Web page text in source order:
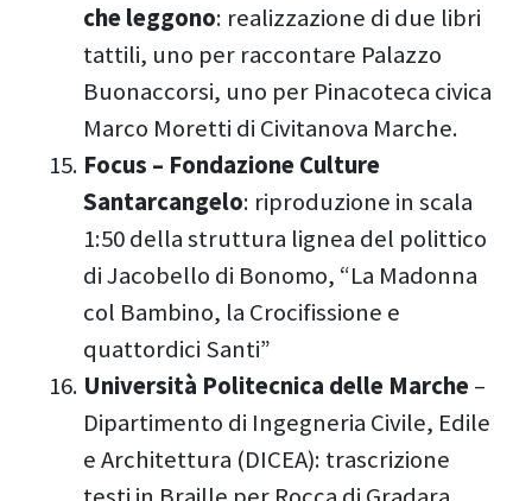
che leggono: realizzazione di due libri
tattili, uno per raccontare Palazzo
Buonaccorsi, uno per Pinacoteca civica
Marco Moretti di Civitanova Marche.
Focus – Fondazione Culture
Santarcangelo: riproduzione in scala
1:50 della struttura lignea del polittico
di Jacobello di Bonomo, “La Madonna
col Bambino, la Crocifissione e
quattordici Santi”
Università Politecnica delle Marche –
Dipartimento di Ingegneria Civile, Edile
e Architettura (DICEA): trascrizione